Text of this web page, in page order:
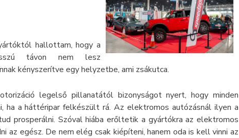
hallottam, hogy a
távon nem lesz
kényszerítve egy helyzetbe, ami zsákutca.
legelső pillanatától bizonyságot nyert, hogy minden
ha a háttéripar felkészült rá. Az elektromos autózásnál ilyen a
prosperálni. Szóval hiába erőltetik a gyártókra az elektromos
az egész. De nem elég csak kiépíteni, hanem oda is kell vinni az